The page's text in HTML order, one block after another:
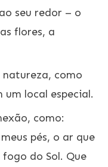
seu redor – o
flores, a
como
um local especial.
como:
pés, o ar que
do Sol. Que